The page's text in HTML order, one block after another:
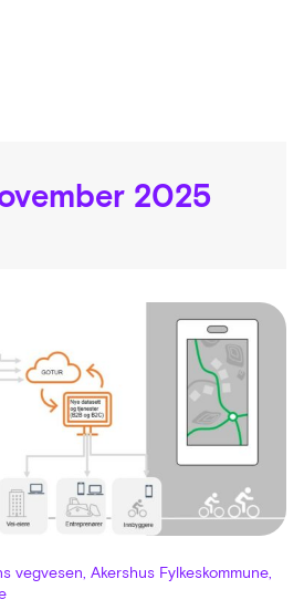
2025
vegvesen, Akershus Fylkeskommune,